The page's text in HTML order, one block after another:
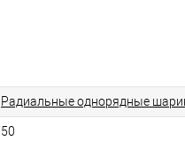
Радиальные однорядные
50